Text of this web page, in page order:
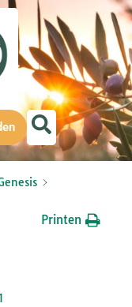
Printen